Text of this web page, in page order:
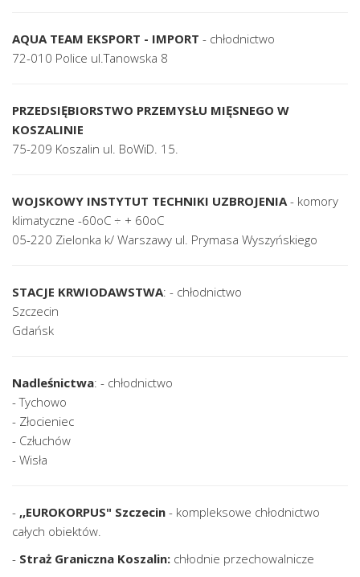
AQUA TEAM EKSPORT - IMPORT - chłodnictwo
72-010 Police ul.Tanowska 8
PRZEDSIĘBIORSTWO PRZEMYSŁU MIĘSNEGO W
KOSZALINIE
75-209 Koszalin ul. BoWiD. 15.
WOJSKOWY INSTYTUT TECHNIKI UZBROJENIA- komory
klimatyczne -60oC ÷ + 60oC
05-220 Zielonka k/ Warszawy ul. Prymasa Wyszyńskiego
STACJE KRWIODAWSTWA: - chłodnictwo
Szczecin
Gdańsk
Nadleśnictwa: - chłodnictwo
- Tychowo
- Złocieniec
- Człuchów
- Wisła
- ,,EUROKORPUS" Szczecin - kompleksowe chłodnictwo
całych obiektów.
- Straż Graniczna Koszalin: chłodnie przechowalnicze